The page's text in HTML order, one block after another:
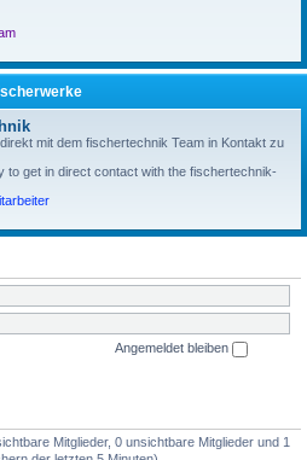
mit dem fischertechnik Team in Kontakt zu
to get in direct contact with the fischertechnik-
Angemeldet bleiben
Mitglieder, 0 unsichtbare Mitglieder und 1